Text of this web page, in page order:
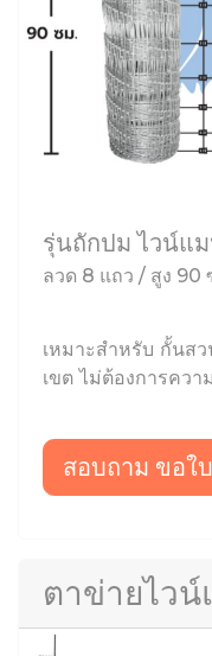
รุ่นถักปม ไวน์แ
ลวด 8 แถว / สูง 90
เหมาะสำหรับ กั้นส
เขต ไม่ต้องการควา
สอบถาม ขอใ
ตาข่ายไวน์